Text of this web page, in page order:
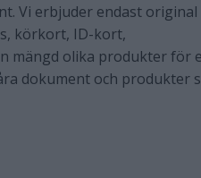
Vi erbjuder endast original
körkort, ID-kort,
mängd olika produkter för
dokument och produkter